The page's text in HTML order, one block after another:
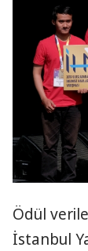
Ödül
İstanbul